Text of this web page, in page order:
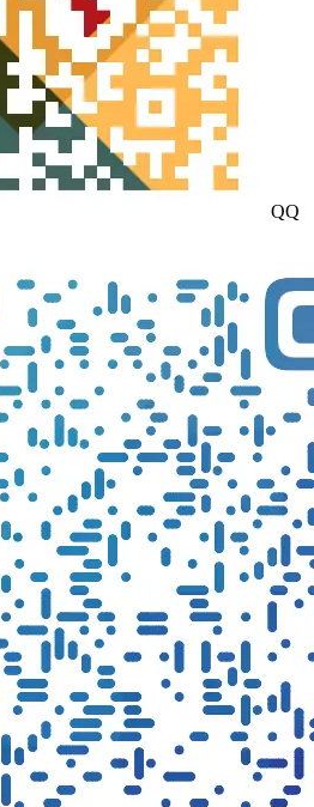
QQ